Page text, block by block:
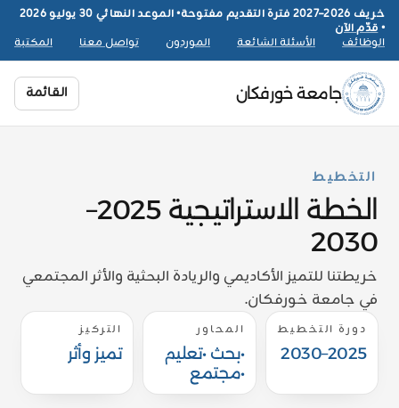
خريف 2026–2027 فترة التقديم مفتوحة •الموعد النهائي 30 يوليو 2026
•قدّم الآن
الوظائف
الأسئلة الشائعة الموردون تواصل معنا المكتبة
جامعة خورفكان القائمة
التخطيط
الخطة الاستراتيجية 2025–
2030
خريطتنا للتميز الأكاديمي والريادة البحثية والأثر المجتمعي
في جامعة خورفكان.
دورة التخطيط
2025–2030
المحاور
•بحث •تعليم
•مجتمع
التركيز
تميز وأثر